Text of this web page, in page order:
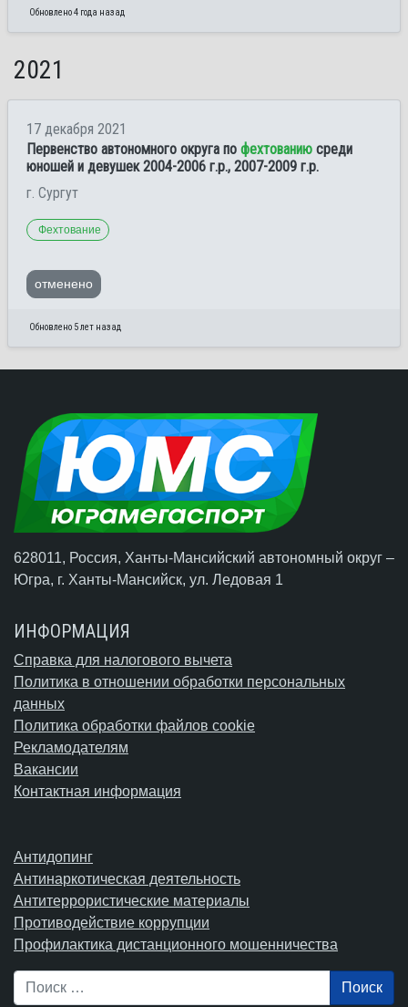
Обновлено 4 года назад
2021
17 декабря 2021
Первенство автономного округа по фехтованию среди
юношей и девушек 2004-2006 г.р., 2007-2009 г.р.
г. Сургут
Фехтование
отменено
Обновлено 5 лет назад
628011, Россия, Ханты-Мансийский автономный округ –
Югра, г. Ханты-Мансийск, ул. Ледовая 1
ИНФОРМАЦИЯ
Справка для налогового вычета
Политика в отношении обработки персональных
данных
Политика обработки файлов cookie
Рекламодателям
Вакансии
Контактная информация
Антидопинг
Антинаркотическая деятельность
Антитеррористические материалы
Противодействие коррупции
Профилактика дистанционного мошенничества
Поиск